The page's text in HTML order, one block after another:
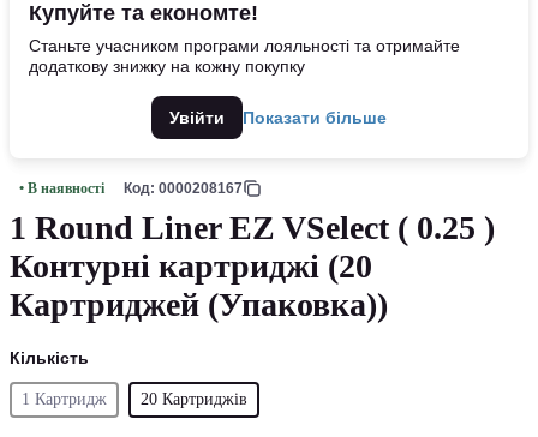
Купуйте та економте!
Станьте учасником програми лояльності та отримайте
додаткову знижку на кожну покупку
Увійти Показати більше
• В наявності Код: 0000208167
1 Round Liner EZ VSelect ( 0.25 )
Контурні картриджі (20
Картриджей (Упаковка))
Кількість
1 Картридж 20 Картриджів